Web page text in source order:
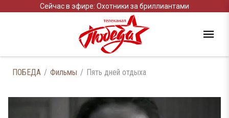
Сейчас в эфире: Охотники за бриллиантами
ПОБЕДА Фильмы Пять дней отдыха